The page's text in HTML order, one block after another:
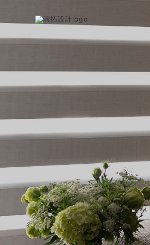
要
作
品
－
拓
空
間
設
計